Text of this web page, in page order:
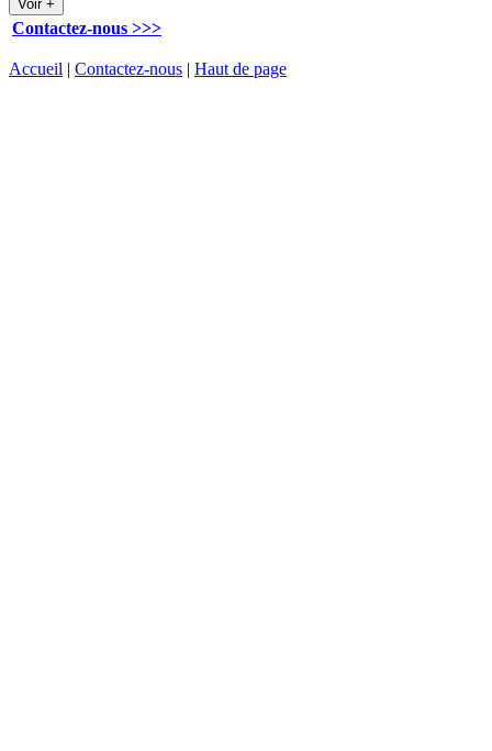
Contactez-nous >>>
Accueil | Contactez-nous | Haut de page